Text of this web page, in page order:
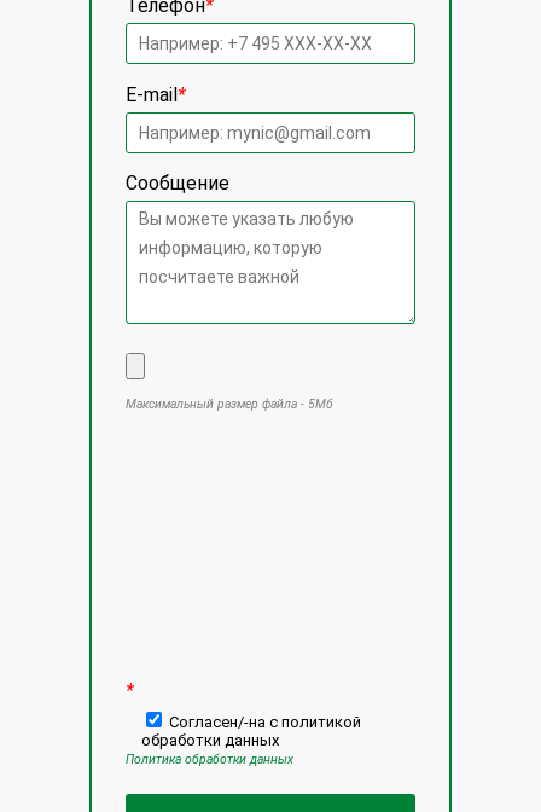
Телефон*
E-mail*
Сообщение
Максимальный размер файла - 5Мб
*
Согласен/-на с политикой
обработки данных
Политика обработки данных